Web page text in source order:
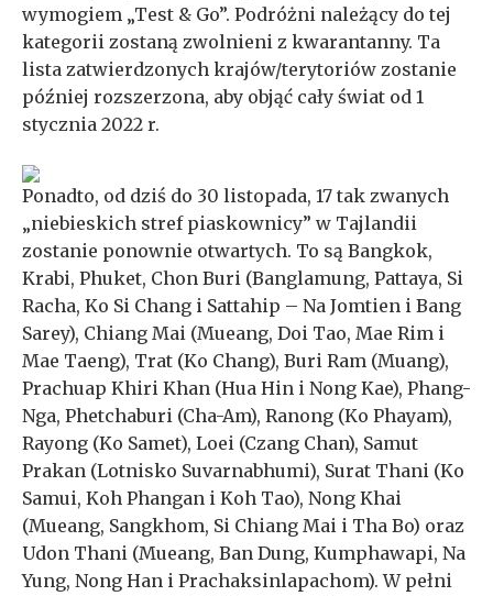
wymogiem „Test & Go”. Podróżni należący do tej
kategorii zostaną zwolnieni z kwarantanny. Ta
lista zatwierdzonych krajów/terytoriów zostanie
później rozszerzona, aby objąć cały świat od 1
stycznia 2022 r.
Ponadto, od dziś do 30 listopada, 17 tak zwanych
„niebieskich stref piaskownicy” w Tajlandii
zostanie ponownie otwartych. To są Bangkok,
Krabi, Phuket, Chon Buri (Banglamung, Pattaya, Si
Racha, Ko Si Chang i Sattahip – Na Jomtien i Bang
Sarey), Chiang Mai (Mueang, Doi Tao, Mae Rim i
Mae Taeng), Trat (Ko Chang), Buri Ram (Muang),
Prachuap Khiri Khan (Hua Hin i Nong Kae), Phang-
Nga, Phetchaburi (Cha-Am), Ranong (Ko Phayam),
Rayong (Ko Samet), Loei (Czang Chan), Samut
Prakan (Lotnisko Suvarnabhumi), Surat Thani (Ko
Samui, Koh Phangan i Koh Tao), Nong Khai
(Mueang, Sangkhom, Si Chiang Mai i Tha Bo) oraz
Udon Thani (Mueang, Ban Dung, Kumphawapi, Na
Yung, Nong Han i Prachaksinlapachom). W pełni